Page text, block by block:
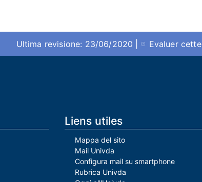
Ultima revisione: 23/06/2020 | Evaluer
Liens utiles
Mappa del sito
Mail Univda
Configura mail su smartphone
Rubrica Univda